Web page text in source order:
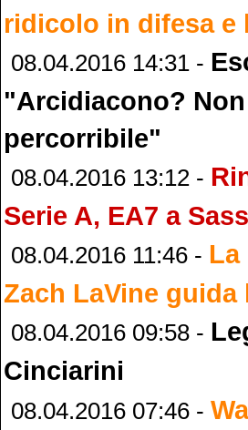
ridicolo in difesa e
08.04.2016 14:31 -
"Arcidiacono?
percorribile"
08.04.2016 13:12 -
Serie A, EA7 a
08.04.2016 11:46 -
Zach LaVine guida
08.04.2016 09:58 -
Cinciarini
08.04.2016 07:46 -